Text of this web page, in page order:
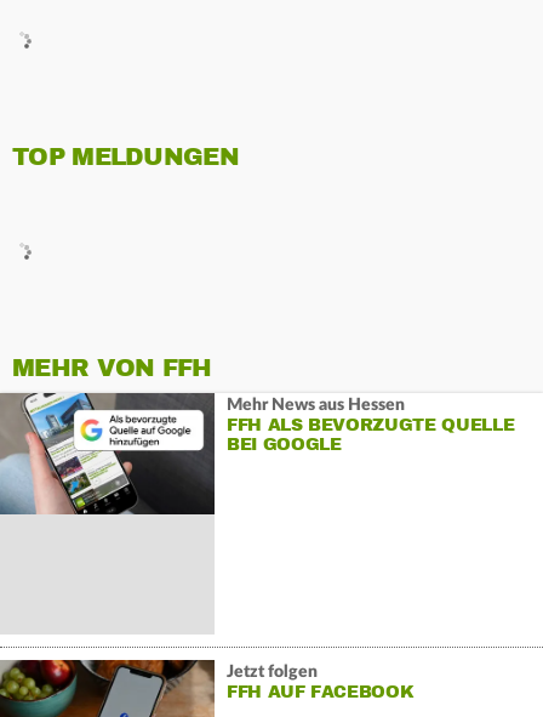
TOP MELDUNGEN
MEHR VON FFH
Mehr News aus Hessen
FFH ALS BEVORZUGTE QUELLE
BEI GOOGLE
Jetzt folgen
FFH AUF FACEBOOK